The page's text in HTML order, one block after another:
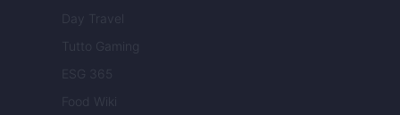
Day Travel
Tutto Gaming
ESG 365
Food Wiki